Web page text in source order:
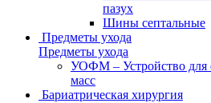
пазух
Шины септальные
Предметы ухода
Предметы ухода
УОФМ – Устройство для
масс
Бариатрическая хирургия